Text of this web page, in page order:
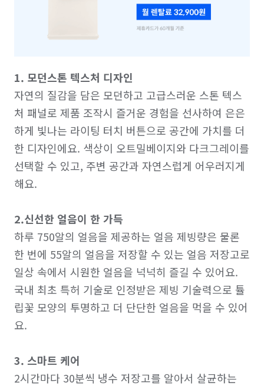
1. 모던스톤 텍스처 디자인
자연의 질감을 담은 모던하고 고급스러운 스톤 텍스
처 패널로 제품 조작시 즐거운 경험을 선사하여 은은
하게 빛나는 라이팅 터치 버튼으로 공간에 가치를 더
한 디자인에요. 색상이 오트밀베이지와 다크그레이를
선택할 수 있고, 주변 공간과 자연스럽게 어우러지게
해요.
2.신선한 얼음이 한 가득
하루 750알의 얼음을 제공하는 얼음 제빙량은 물론
한 번에 55알의 얼음을 저장할 수 있는 얼음 저장고로
일상 속에서 시원한 얼음을 넉넉히 즐길 수 있어요.
국내 최초 특허 기술로 인정받은 제빙 기술력으로 튤
립꽃 모양의 투명하고 더 단단한 얼음을 먹을 수 있어
요.
3. 스마트 케어
2시간마다 30분씩 냉수 저장고를 알아서 살균하는